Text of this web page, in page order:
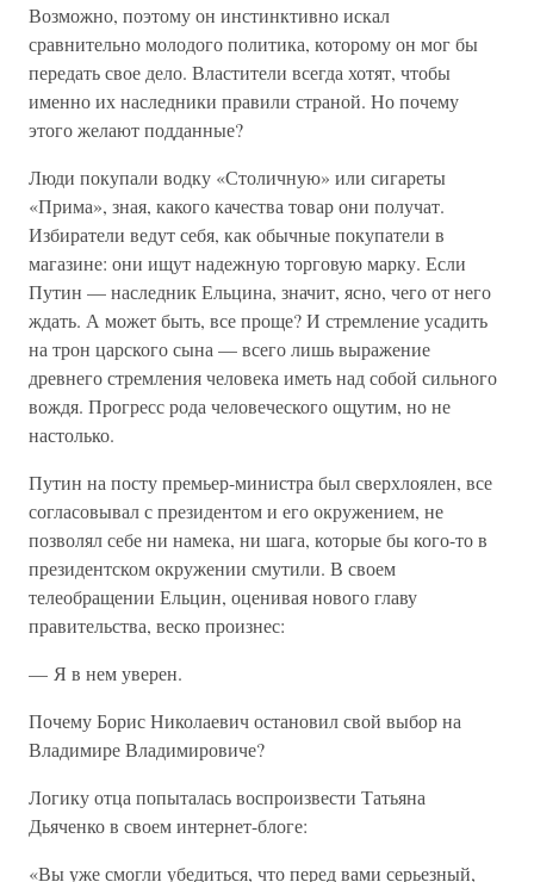
Возможно, поэтому он инстинктивно искал
сравнительно молодого политика, которому он мог бы
передать свое дело. Властители всегда хотят, чтобы
именно их наследники правили страной. Но почему
этого желают подданные?
Люди покупали водку «Столичную» или сигареты
«Прима», зная, какого качества товар они получат.
Избиратели ведут себя, как обычные покупатели в
магазине: они ищут надежную торговую марку. Если
Путин — наследник Ельцина, значит, ясно, чего от него
ждать. А может быть, все проще? И стремление усадить
на трон царского сына — всего лишь выражение
древнего стремления человека иметь над собой сильного
вождя. Прогресс рода человеческого ощутим, но не
настолько.
Путин на посту премьер-министра был сверхлоялен, все
согласовывал с президентом и его окружением, не
позволял себе ни намека, ни шага, которые бы кого-то в
президентском окружении смутили. В своем
телеобращении Ельцин, оценивая нового главу
правительства, веско произнес:
— Я в нем уверен.
Почему Борис Николаевич остановил свой выбор на
Владимире Владимировиче?
Логику отца попыталась воспроизвести Татьяна
Дьяченко в своем интернет-блоге:
«Вы уже смогли убедиться, что перед вами серьезный,